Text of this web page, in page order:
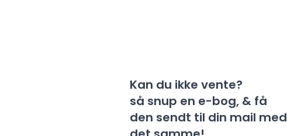
Kan du ikke vente?
så snup en e-bog, & få
den sendt til din mail med